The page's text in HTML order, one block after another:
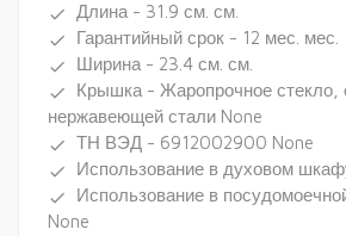
done Длина - 31.9 см. см.
done Гарантийный срок - 12 мес. мес.
done Ширина - 23.4 см. см.
done
Крышка - Жаропрочное стекло,
нержавеющей стали None
done ТН ВЭД - 6912002900 None
done Использование в духовом
done
Использование в
None